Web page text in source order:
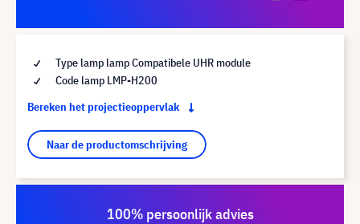
Type lamp lamp Compatibele UHR module
Code lamp LMP-H200
Bereken het projectieoppervlak
Naar de productomschrijving
100% persoonlijk advies